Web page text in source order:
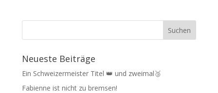
Neueste Beiträge
Ein Schweizermeister Titel 👑 und zweimal🥉
Fabienne ist nicht zu bremsen!